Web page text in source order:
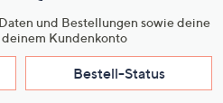
und Bestellungen sowie deine
Kundenkonto
Bestell-Status